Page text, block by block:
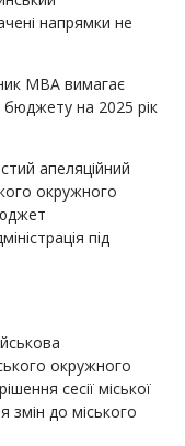
напрямки не
МВА вимагає
бюджету на 2025 рік
апеляційний
окружного
під
окружного
сесії міської
змін до міського